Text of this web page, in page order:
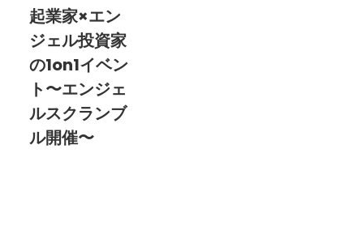
起業家×エン
ジェル投資家
の1on1イベン
ト〜エンジェ
ルスクランブ
ル開催〜